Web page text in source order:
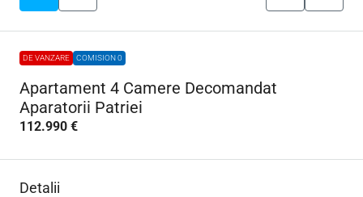
DE VANZARE COMISION 0
Apartament 4 Camere Decomandat
Aparatorii Patriei
112.990 €
Detalii